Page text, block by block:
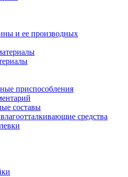
и ее производных
приспособления
составы
средства